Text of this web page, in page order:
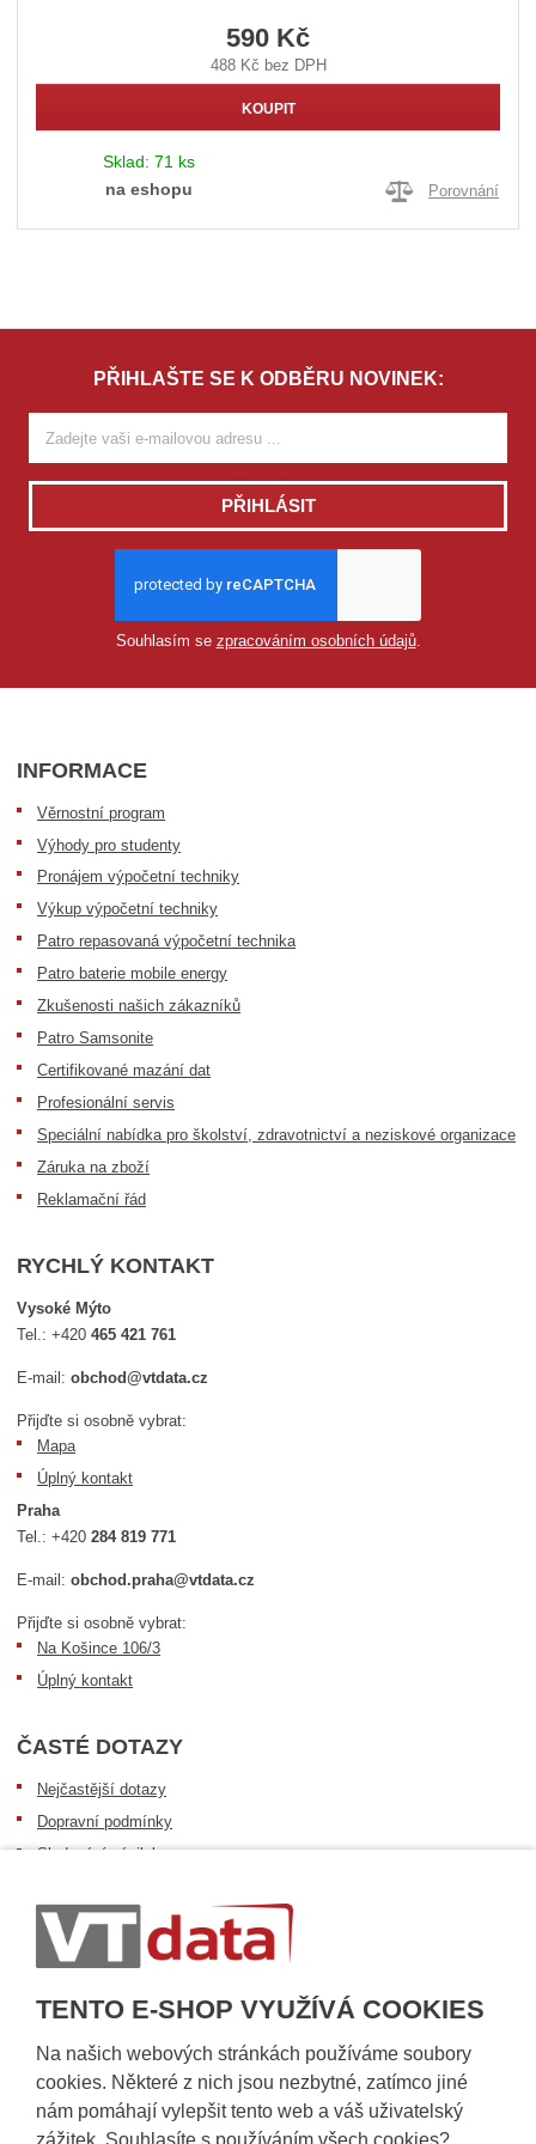
TENTO E-SHOP VYUŽÍVÁ COOKIES
Na našich webových stránkách používáme soubory
cookies. Některé z nich jsou nezbytné, zatímco jiné
nám pomáhají vylepšit tento web a váš uživatelský
zážitek. Souhlasíte s používáním všech cookies?
590 Kč
488 Kč bez DPH
KOUPIT
Sklad: 71 ks
na eshopu
Porovnání
PŘIHLAŠTE SE K ODBĚRU NOVINEK:
PŘIHLÁSIT
Souhlasím se zpracováním osobních údajů.
INFORMACE
Věrnostní program
Výhody pro studenty
Pronájem výpočetní techniky
Výkup výpočetní techniky
Patro repasovaná výpočetní technika
Patro baterie mobile energy
Zkušenosti našich zákazníků
Patro Samsonite
Certifikované mazání dat
Profesionální servis
Speciální nabídka pro školství, zdravotnictví a neziskové organizace
Záruka na zboží
Reklamační řád
RYCHLÝ KONTAKT
Vysoké Mýto
Tel.:+420465 421 761
E-mail:obchod@vtdata.cz
Přijďte si osobně vybrat:
Mapa
Úplný kontakt
Praha
Tel.:+420284 819 771
E-mail:obchod.praha@vtdata.cz
Přijďte si osobně vybrat:
Na Košince 106/3
Úplný kontakt
ČASTÉ DOTAZY
Nejčastější dotazy
Dopravní podmínky
Sledování zásilek
Informace k dostupnosti zboží
Obecné informace